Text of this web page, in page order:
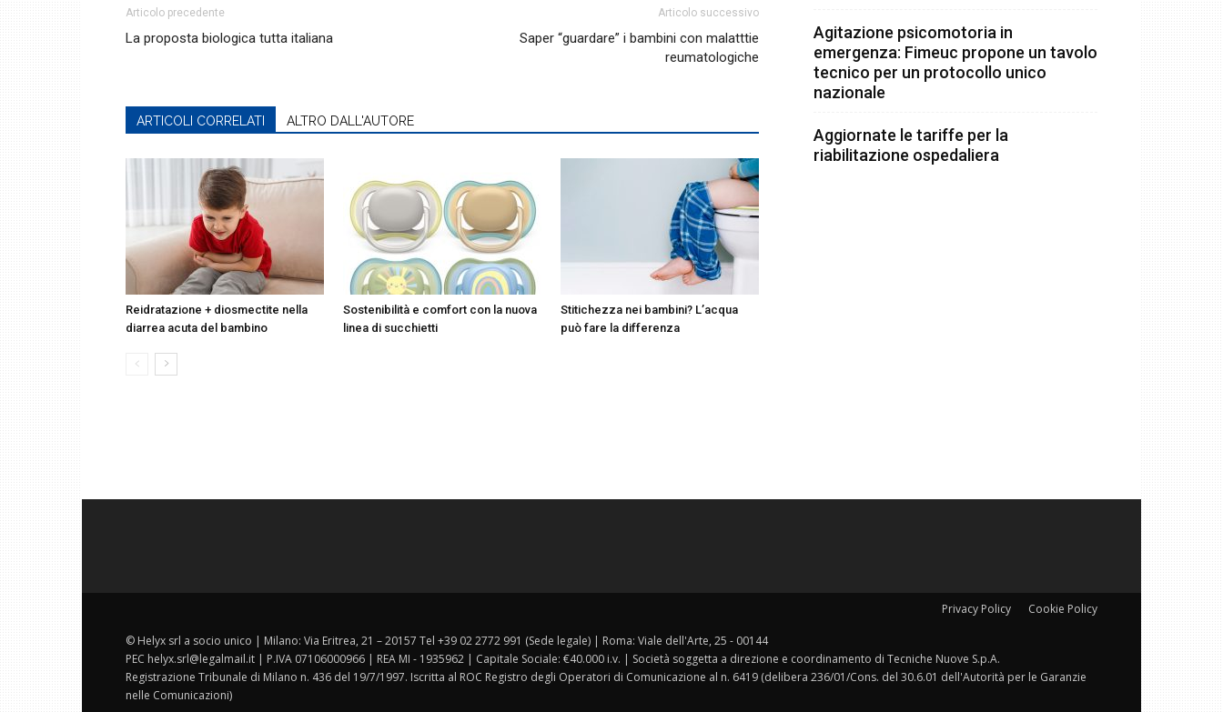
Articolo precedente
La proposta biologica tutta italiana
Articolo successivo
Saper “guardare” i bambini con malatttie
reumatologiche
ARTICOLI CORRELATI ALTRO DALL'AUTORE
Reidratazione + diosmectite nella
diarrea acuta del bambino
Sostenibilità e comfort con la nuova
linea di succhietti
Stitichezza nei bambini? L’acqua
può fare la differenza
Agitazione psicomotoria in
emergenza: Fimeuc propone un tavolo
tecnico per un protocollo unico
nazionale
Aggiornate le tariffe per la
riabilitazione ospedaliera
Privacy Policy Cookie Policy
© Helyx srl a socio unico | Milano: Via Eritrea, 21 – 20157 Tel +39 02 2772 991 (Sede legale) | Roma: Viale dell'Arte, 25 - 00144
PEC helyx.srl@legalmail.it | P.IVA 07106000966 | REA MI - 1935962 | Capitale Sociale: €40.000 i.v. | Società soggetta a direzione e coordinamento di Tecniche Nuove S.p.A.
Registrazione Tribunale di Milano n. 436 del 19/7/1997. Iscritta al ROC Registro degli Operatori di Comunicazione al n. 6419 (delibera 236/01/Cons. del 30.6.01 dell'Autorità per le Garanzie
nelle Comunicazioni)